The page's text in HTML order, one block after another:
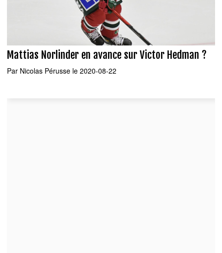
Mattias Norlinder en avance sur Victor Hedman ?
Par Nicolas Pérusse le 2020-08-22